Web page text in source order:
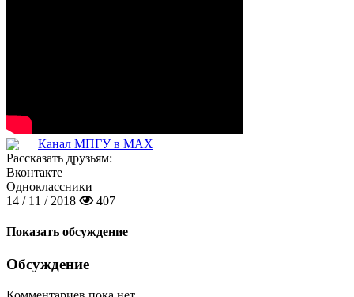
Канал МПГУ в MAX
Рассказать друзьям:
Вконтакте
Одноклассники
14 / 11 / 2018
407
Показать обсуждение
Обсуждение